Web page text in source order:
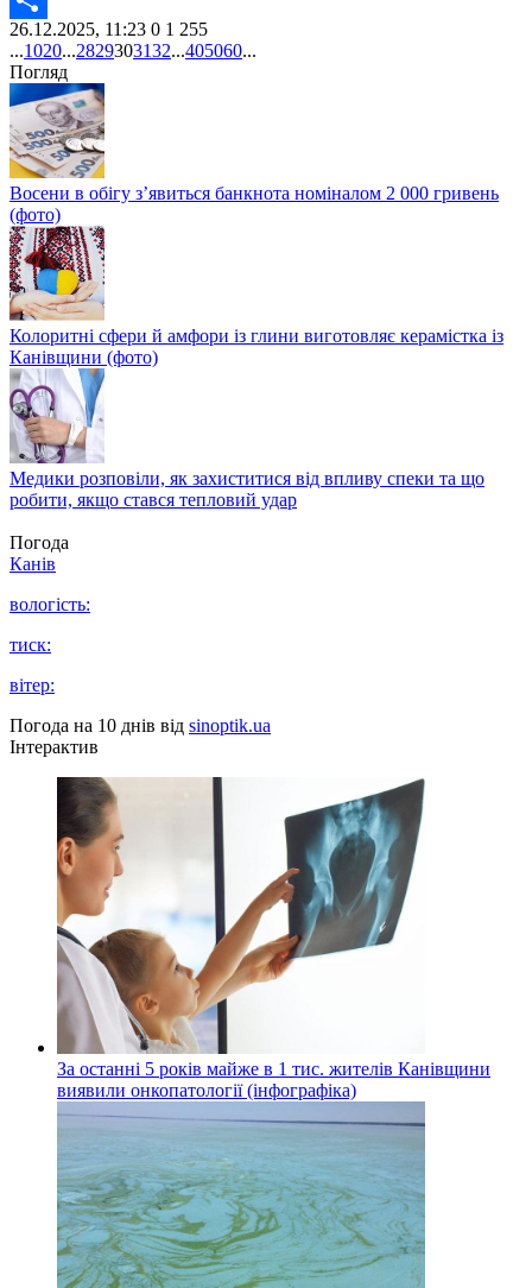
Share
26.12.2025, 11:23 0 1 255
...1020...2829303132...405060...
Погляд
Восени в обігу з’явиться банкнота номіналом 2 000 гривень
(фото)
Колоритні сфери й амфори із глини виготовляє керамістка із
Канівщини (фото)
Медики розповіли, як захиститися від впливу спеки та що
робити, якщо стався тепловий удар
Погода
Канів
вологість:
тиск:
вітер:
Погода на 10 днів від sinoptik.ua
Інтерактив
За останні 5 років майже в 1 тис. жителів Канівщини
виявили онкопатології (інфографіка)